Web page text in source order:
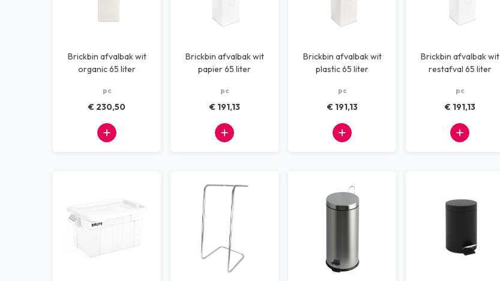
Brickbin afvalbak wit
organic 65 liter
pc
€ 230,50
Brickbin afvalbak wit
papier 65 liter
pc
€ 191,13
Brickbin afvalbak wit
plastic 65 liter
pc
€ 191,13
Brickbin afvalbak wit
restafval 65 liter
pc
€ 191,13